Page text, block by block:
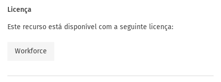
Licença
Este recurso está disponível com a seguinte licença:
Workforce